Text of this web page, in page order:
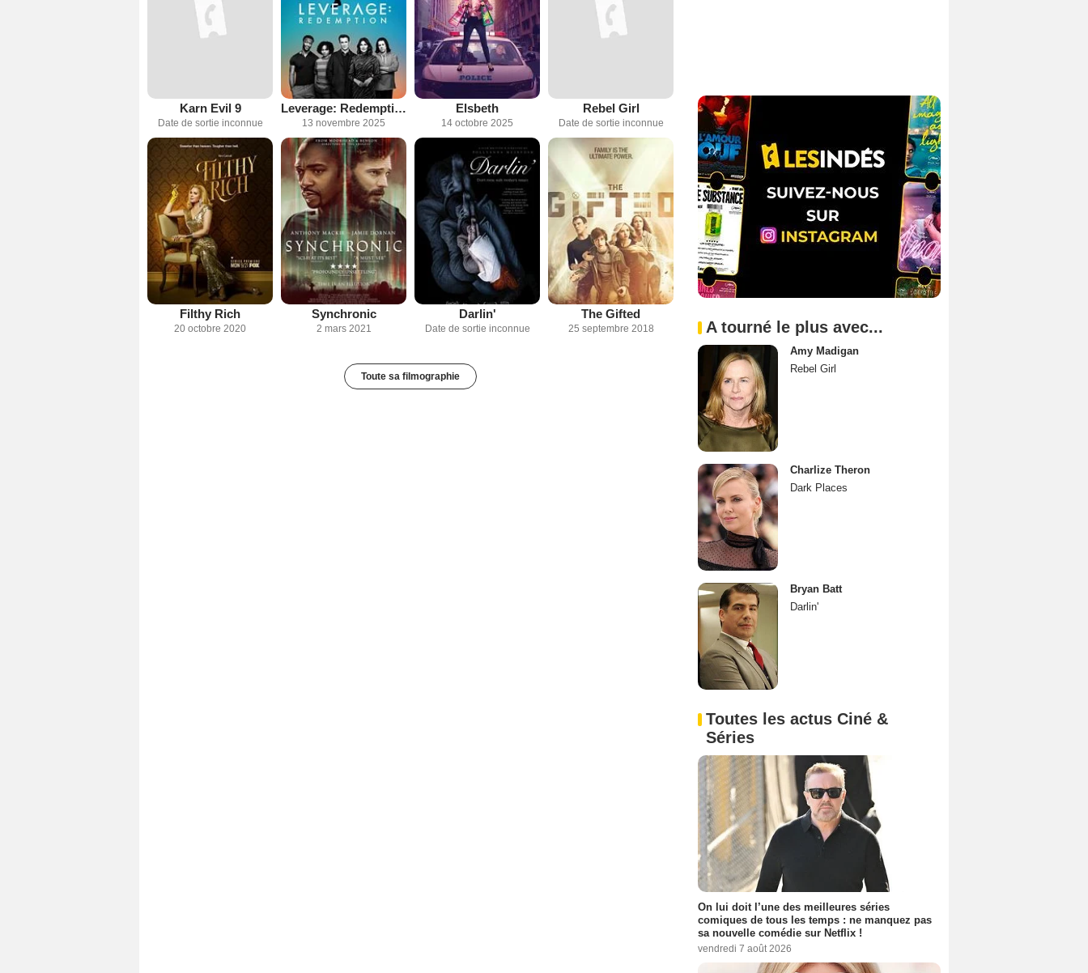
Karn Evil 9
Date de sortie inconnue
Leverage: Redemption
13 novembre 2025
Elsbeth
14 octobre 2025
Rebel Girl
Date de sortie inconnue
Filthy Rich
20 octobre 2020
Synchronic
2 mars 2021
Darlin'
Date de sortie inconnue
The Gifted
25 septembre 2018
Toute sa filmographie
A tourné le plus avec...
Amy Madigan
Rebel Girl
Charlize Theron
Dark Places
Bryan Batt
Darlin'
Toutes les actus Ciné &
Séries
On lui doit l’une des meilleures séries
comiques de tous les temps : ne manquez pas
sa nouvelle comédie sur Netflix !
vendredi 7 août 2026